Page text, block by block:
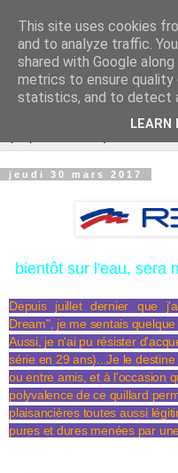
Cannes
International
jeudi 30 mars 2017
bientôt sur l'eau, sera
Depuis juillet dernier que
Dream", je me sentais quelque
Aussi, je n'ai pu résister
série en 29 ans)...Je le
ou entre amis, et à l'occasion
polyvalence de ce quillard
plaisancières toutes aussi
pures et dures menées par
This site uses cookies
and to analyze traffic.
shared with Google
metrics to ensure quality
statistics, and to detect
LEARN